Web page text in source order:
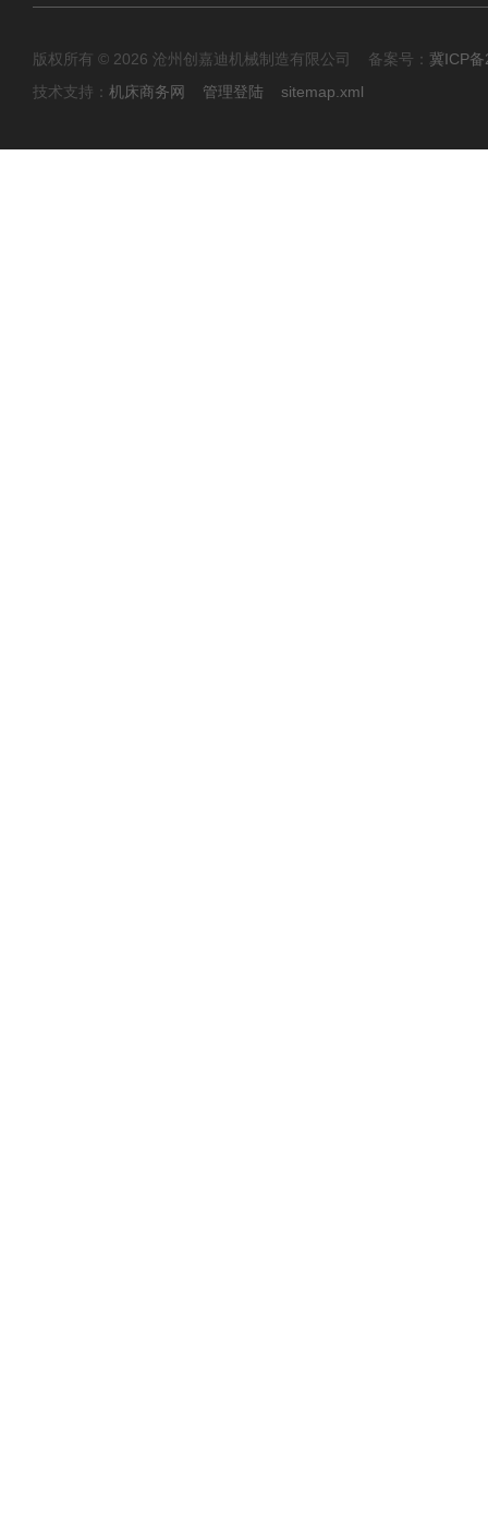
版权所有 © 2026 沧州创嘉迪机械制造有限公司 备案号： 冀ICP
技术支持： 机床商务网 管理登陆 sitemap.xml